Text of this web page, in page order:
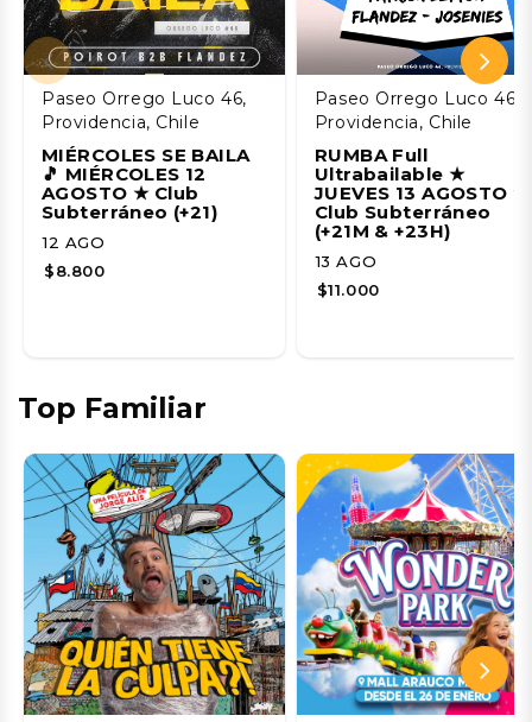
Paseo Orrego Luco 46,
Providencia, Chile
MIÉRCOLES SE BAILA
🎵 MIÉRCOLES 12
AGOSTO ★ Club
Subterráneo (+21)
12 AGO
$8.800
Paseo Orrego Luco 46,
Providencia, Chile
RUMBA Full
Ultrabailable ★
JUEVES 13 AGOSTO ★
Club Subterráneo
(+21M & +23H)
13 AGO
$11.000
Top Familiar